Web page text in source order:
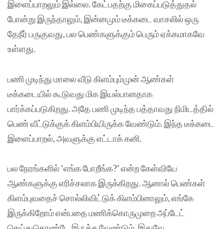
இளைப்பாறலும் இல்லை. கேட்பதற்கு மிகைப்படுத்துதல்
போன்று இருந்தாலும், இன்னமும் டீக்கடை வாசலில் ஒரு
தேநீர் பருகுவது, பல பெண்களுக்கும் பெரும் ஏக்கமாகவே
உள்ளது.
பணி முடிந்து மாலை வீடு கிளம்பும்முன் ஆண்கள்
டீக்கடையில் கூடுவது மிக இயல்பானதாக
பார்க்கப்படுகிறது. அதே பணி முடிந்த பத்தாவது நிமிடத்தில்
பெண் வீட்டுக்குக் கிளம்பியிருக்க வேண்டும். இந்த டீக்கடை
இளைப்பாறல், அவளுக்கு எட்டாக் கனி.
பல நேரங்களில் ‘எங்க போறீங்க?’ என்ற கேள்வியே
ஆண்களுக்கு எரிச்சலாக இருக்கிறது. ஆனால் பெண்கள்
கிளம்புவதைச் சொல்லிவிட்டுக் கிளம்பினாலும், எங்கே
இருக்கிறோம் என்பதை மணிக்கொருமுறை அப்டேட்